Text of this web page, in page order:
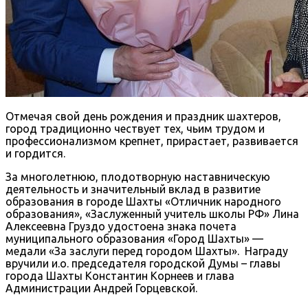
Отмечая свой день рождения и праздник шахтеров,
город традиционно чествует тех, чьим трудом и
профессионализмом крепнет, прирастает, развивается
и гордится.
За многолетнюю, плодотворную наставническую
деятельность и значительный вклад в развитие
образования в городе Шахты «Отличник народного
образования», «Заслуженный учитель школы РФ» Лина
Алексеевна Груздо удостоена знака почета
муниципального образования «Город Шахты» —
медали «За заслуги перед городом Шахты». Награду
вручили и.о. председателя городской Думы – главы
города Шахты Константин Корнеев и глава
Администрации Андрей Горцевской.